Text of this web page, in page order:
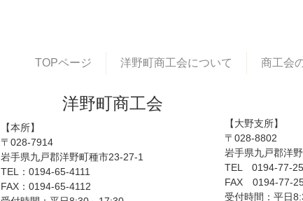
TOPページ 洋野町商工会について 商工会
洋野町商工会
【本所】
〒028-7914
岩手県九戸郡洋野町種市23-27-1
TEL：0194-65-4111
FAX：0194-65-4112
【大野支所】
〒028-8802
岩手県九戸郡洋
TEL 0194-77-
FAX 0194-77-
受付時間：平日